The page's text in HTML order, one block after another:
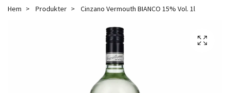
Hem Produkter Cinzano Vermouth BIANCO 15% Vol. 1l